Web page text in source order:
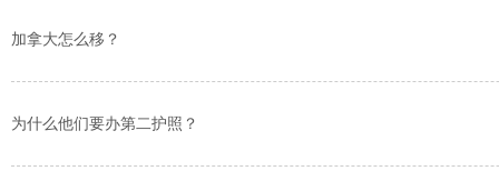
加拿大怎么移？
为什么他们要办第二护照？